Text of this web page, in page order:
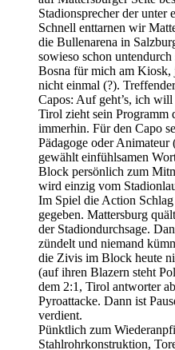
Stadionsprecher der unter
Schnell enttarnen wir
die Bullenarena in
sowieso schon
Bosna für mich am Kiosk,
nicht einmal (?).
Capos: Auf geht’s, ich
Tirol zieht sein Programm
immerhin. Für den Capo
Pädagoge oder
gewählt einfühlsamen
Block persönlich zum
wird einzig vom
Im Spiel die Action
gegeben. Mattersburg
der Stadiondurchsage.
zündelt und niemand
die Zivis im Block heute
(auf ihren Blazern steht
dem 2:1, Tirol antworter
Pyroattacke. Dann ist
verdient.
Pünktlich zum
Stahlrohrkonstruktion,